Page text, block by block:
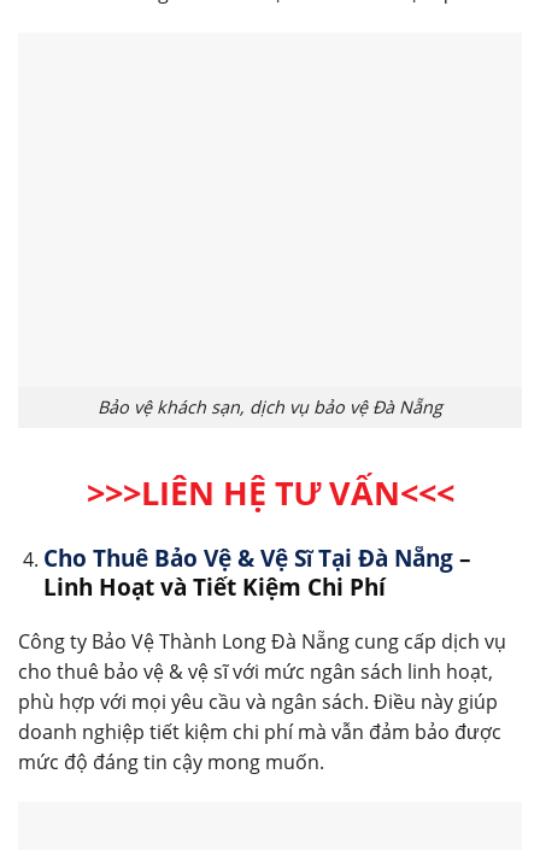
Bảo vệ khách sạn, dịch vụ bảo vệ Đà Nẵng
>>>LIÊN HỆ TƯ VẤN<<<
Cho Thuê Bảo Vệ & Vệ Sĩ Tại Đà Nẵng–
Linh Hoạt và Tiết Kiệm Chi Phí
Công ty Bảo Vệ Thành Long Đà Nẵng cung cấp dịch vụ
cho thuê bảo vệ & vệ sĩ với mức ngân sách linh hoạt,
phù hợp với mọi yêu cầu và ngân sách. Điều này giúp
doanh nghiệp tiết kiệm chi phí mà vẫn đảm bảo được
mức độ đáng tin cậy mong muốn.